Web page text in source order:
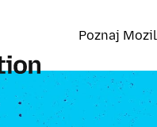
Poznaj